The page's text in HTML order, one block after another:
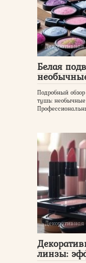
Декоративная
Белая
Подробный
тушь:
Декоративная
линзы: